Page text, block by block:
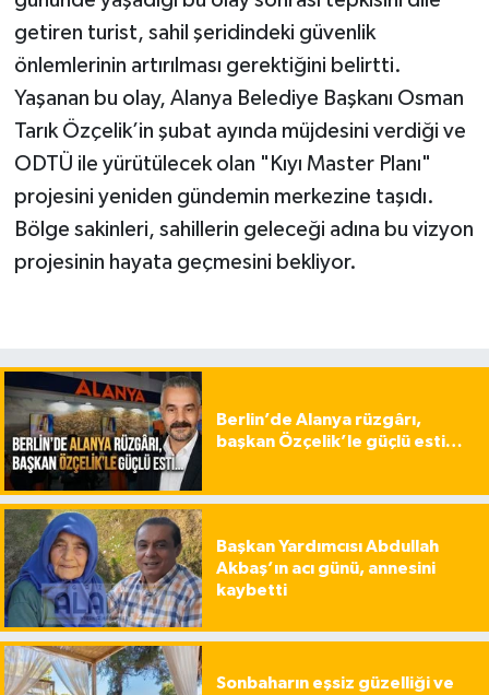
getiren turist, sahil şeridindeki güvenlik
önlemlerinin artırılması gerektiğini belirtti.
Yaşanan bu olay, Alanya Belediye Başkanı Osman
Tarık Özçelik’in şubat ayında müjdesini verdiği ve
ODTÜ ile yürütülecek olan "Kıyı Master Planı"
projesini yeniden gündemin merkezine taşıdı.
Bölge sakinleri, sahillerin geleceği adına bu vizyon
projesinin hayata geçmesini bekliyor.
Berlin’de Alanya rüzgârı,
başkan Özçelik’le güçlü esti…
Başkan Yardımcısı Abdullah
Akbaş’ın acı günü, annesini
kaybetti
Sonbaharın eşsiz güzelliği ve